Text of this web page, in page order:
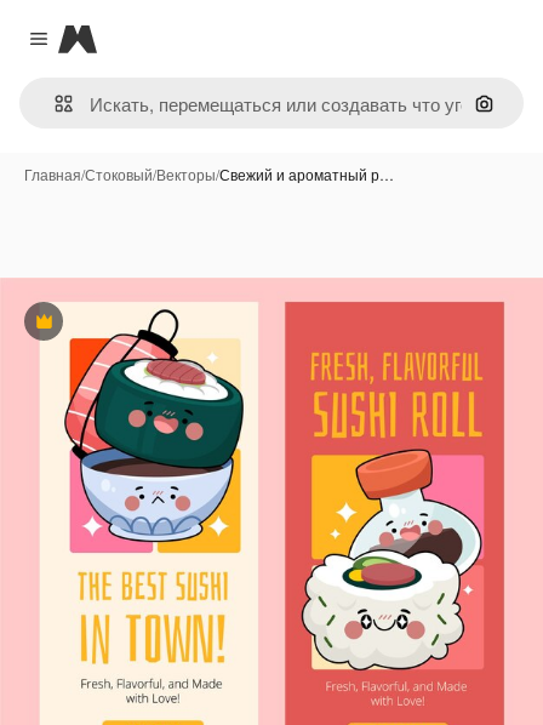
Close menu
Magnific
Поиск
Главная/Стоковый/Векторы/Свежий и ароматный р…
Премиум